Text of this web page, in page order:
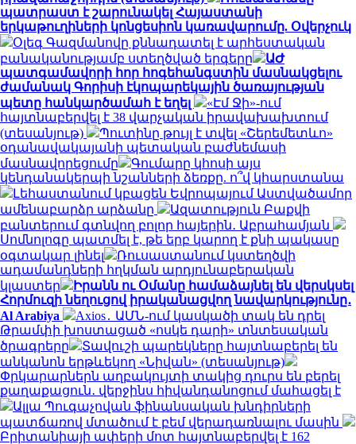
պատրաստ է շարունակել Հայաստանի
երկաթուղիների կոնցեսիոն կառավարումը. Օվերչուկ
Օլեգ Գազմանովը քննադատել է արհեստական
բանականությամբ ստեղծված երգերը
ԱԺ
պատգամավորի հոր հոգեհանգստին մասնակցելու
ժամանակ Գորիսի էկոպարեկային ծառայության
պետը հանկարծամահ է եղել
«Էմ Ջի»-ում
հայտնաբերվել է 38 վարչական իրավախախտում
(տեսանյութ)
Պուտինը թույլ է տվել «Շերեմետևո»
օդանավակայանի պետական բաժնեմասի
մասնավորեցումը
Գումարը կհոսի այս
կենդանակերպի նշանների ձեռքը. ո՞վ կհարստանա
Լեհաստանում կբացեն Եվրոպայում Աստվածամոր
ամենաբարձր արձանը
Ազատություն Բաքվի
բանտերում գտնվող բոլոր հայերին․ Աբրահամյան
Սոմնոլոգը պատմել է, թե երբ կարող է քնի պակասը
օգտակար լինել
Ռուսաստանում կստեղծվի
ադամանդների հղկման արդյունաբերական
կլաստեր
Իրանն ու Օմանը համաձայնել են վերսկսել
Հորմուզի նեղուցով իրականացվող նավարկությունը․
Al Arabiya
Axios․ ԱՄՆ-ում կասկածի տակ են դրել
Թրամփի խոստացած «ոսկե դարի» տնտեսական
ծրագրերը
Տավուշի պարեկները հայտնաբերել են
անկանոն երթևեկող «Նիվան» (տեսանյութ)
Փրկարարներն աղբակույտի տակից դուրս են բերել
քաղաքացուն․ վերջինս հիվանդանոցում մահացել է
Ալլա Պուգաչովան ֆինանսական խնդիրների
պատճառով մտածում է բեմ վերադառնալու մասին
Բրիտանիայի ափերի մոտ հայտնաբերվել է 162